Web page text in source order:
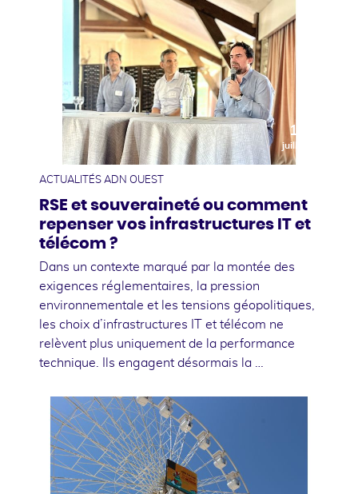
10
juillet
ACTUALITÉS ADN OUEST
RSE et souveraineté ou comment
repenser vos infrastructures IT et
télécom ?
Dans un contexte marqué par la montée des
exigences réglementaires, la pression
environnementale et les tensions géopolitiques,
les choix d’infrastructures IT et télécom ne
relèvent plus uniquement de la performance
technique. Ils engagent désormais la …